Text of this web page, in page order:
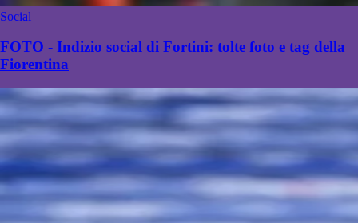
Social
FOTO - Indizio social di Fortini: tolte foto e tag della
Fiorentina